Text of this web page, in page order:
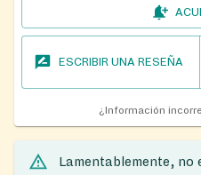
ESCRIBIR UNA RESEÑA
¿Información
Lamentablemente, no